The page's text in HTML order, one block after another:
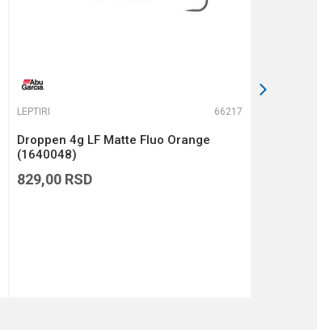
LEPTIRI 66217
Droppen 4g LF Matte Fluo Orange
(1640048)
829,00 RSD